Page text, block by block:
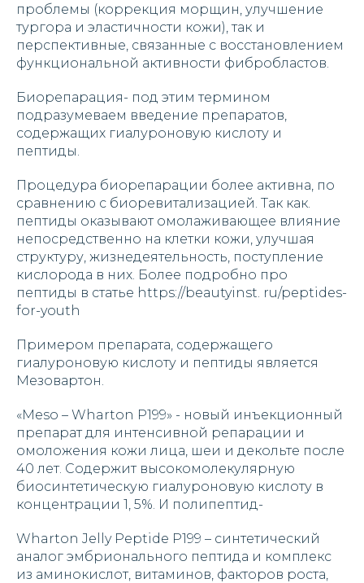
проблемы (коррекция морщин, улучшение
тургора и эластичности кожи), так и
перспективные, связанные с восстановлением
функциональной активности фибробластов.
Биорепарация- под этим термином
подразумеваем введение препаратов,
содержащих гиалуроновую кислоту и
пептиды.
Процедура биорепарации более активна, по
сравнению с биоревитализацией. Так как.
пептиды оказывают омолаживающее влияние
непосредственно на клетки кожи, улучшая
структуру, жизнедеятельность, поступление
кислорода в них. Более подробно про
пептиды в статье https://beautyinst. ru/peptides-
for-youth
Примером препарата, содержащего
гиалуроновую кислоту и пептиды является
Мезовартон.
«Meso – Wharton P199» - новый инъекционный
препарат для интенсивной репарации и
омоложения кожи лица, шеи и декольте после
40 лет. Содержит высокомолекулярную
биосинтетическую гиалуроновую кислоту в
концентрации 1, 5%. И полипептид-
Wharton Jelly Peptide P199 – синтетический
аналог эмбрионального пептида и комплекс
из аминокислот, витаминов, факторов роста,